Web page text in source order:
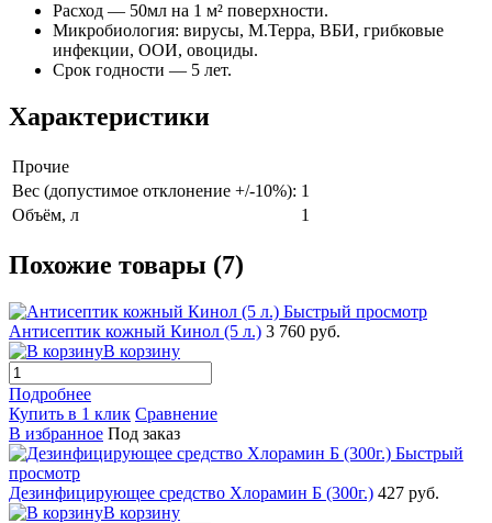
Расход — 50мл на 1 м² поверхности.
Микробиология: вирусы, М.Терра, ВБИ, грибковые
инфекции, ООИ, овоциды.
Срок годности — 5 лет.
Характеристики
Прочие
Вес (допустимое отклонение +/-10%): 1
Объём, л
1
Похожие товары (7)
Быстрый просмотр
Антисептик кожный Кинол (5 л.) 3 760 руб.
В корзину
Подробнее
Купить в 1 клик Сравнение
В избранное Под заказ
Быстрый
просмотр
Дезинфицирующее средство Хлорамин Б (300г.) 427 руб.
В корзину